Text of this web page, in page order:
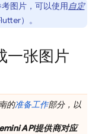
图片，可以使用自定
）。
一张图片
的准备工作部分，以
API提供商对应